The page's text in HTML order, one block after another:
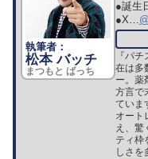
松本 バッチ
まつもと ばっち
●誕生
●X…
『パ
在は多
ー。薬
方言で
ていま
オート
え、驚
ティ枠
しさを